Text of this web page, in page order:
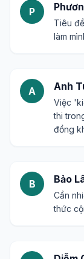
P
Tiêu
làm
A Anh
Việc
thi
đồng
B Bảo
Cần
thức